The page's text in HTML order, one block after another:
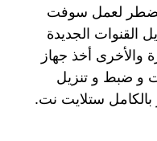
يضطر لعمل سوفت
القنوات الجديدة
والأخرى أخذ جهاز
و ضبط و تنزيل
بالكامل ستلايت نت.